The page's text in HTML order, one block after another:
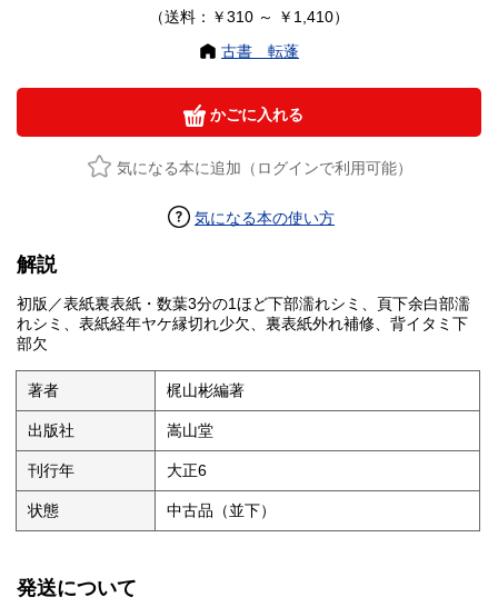
（送料：￥310 ～ ￥1,410）
古書 転蓬
かごに入れる
気になる本に追加（ログインで利用可能）
気になる本の使い方
解説
初版／表紙裏表紙・数葉3分の1ほど下部濡れシミ、頁下余白部濡
れシミ、表紙経年ヤケ縁切れ少欠、裏表紙外れ補修、背イタミ下
部欠
著者 梶山彬編著
出版社 嵩山堂
刊行年 大正6
状態 中古品（並下）
発送について